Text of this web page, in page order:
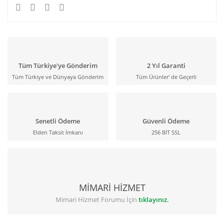
Tüm Türkiye'ye Gönderim
Tüm Türkiye ve Dünyaya Gönderim
2 Yıl Garanti
Tüm Ürünler' de Geçerli
Senetli Ödeme
Elden Taksit İmkanı
Güvenli Ödeme
256 BİT SSL
MİMARİ HİZMET
Mimari Hizmet Forumu İçin tıklayınız.